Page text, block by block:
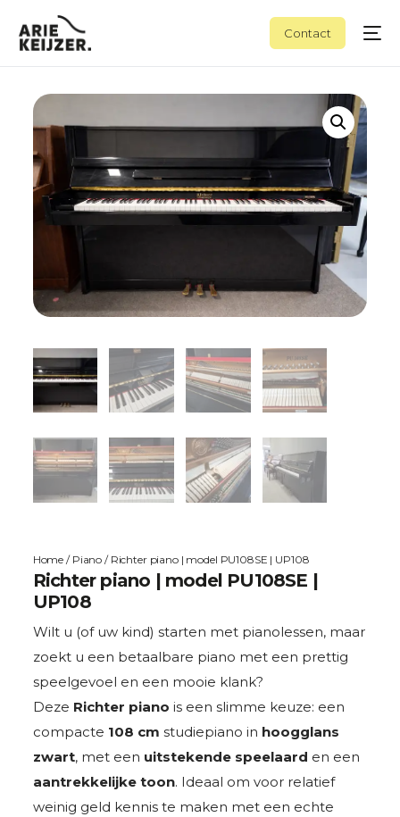
Contact
Home / Piano / Richter piano | model PU108SE | UP108
Richter piano | model PU108SE |
UP108
Wilt u (of uw kind) starten met pianolessen, maar
zoekt u een betaalbare piano met een prettig
speelgevoel en een mooie klank?
Deze Richter piano is een slimme keuze: een
compacte 108 cm studiepiano in hoogglans
zwart, met een uitstekende speelaard en een
aantrekkelijke toon. Ideaal om voor relatief
weinig geld kennis te maken met een echte